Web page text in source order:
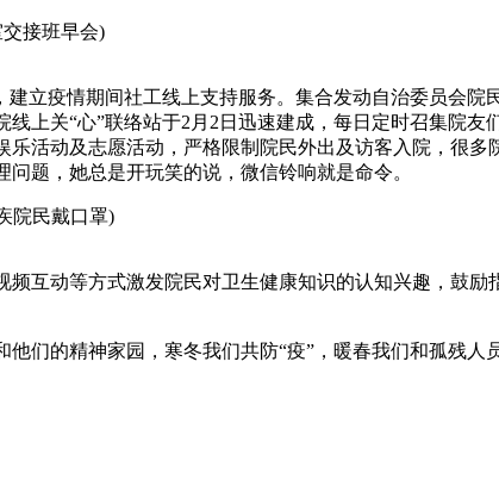
接班早会)
立疫情期间社工线上支持服务。集合发动自治委员会
上关“心”联络站于2月2日迅速建成，每日定时召集院友
活动及志愿活动，严格限制院民外出及访客入院，很
题，她总是开玩笑的说，微信铃响就是命令。
院民戴口罩)
互动等方式激发院民对卫生健康知识的认知兴趣，鼓
们的精神家园，寒冬我们共防“疫”，暖春我们和孤残人